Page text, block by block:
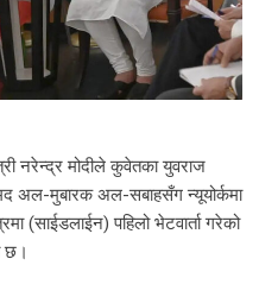
नरेन्द्र मोदीले कुवेतका युवराज
अल-मुबारक अल-सबाहसँग न्यूयोर्कमा
(साईडलाईन) पहिलो भेटवार्ता गरेको
छ।